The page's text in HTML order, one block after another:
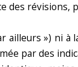
révisions,
ailleurs ») ni
par des